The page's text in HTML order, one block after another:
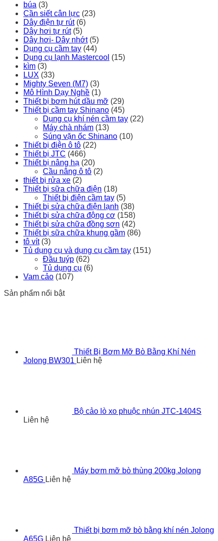
búa (3)
Cần siết cân lực (23)
Dây điện tự rút (6)
Dây hơi tự rút (5)
Dây hơi- Dây nhớt (5)
Dụng cụ cầm tay (44)
Dụng cụ lạnh Mastercool (15)
kìm (3)
LUX (33)
Mighty Seven (M7) (3)
Mô Hình Dạy Nghề (1)
Thiết bị bơm hút dầu mỡ (29)
Thiết bị cầm tay Shinano (45)
Dụng cụ khí nén cầm tay (22)
Máy chà nhám (13)
Súng vặn ốc Shinano (10)
Thiết bị điện ô tô (22)
Thiết bị JTC (466)
Thiết bị nâng hạ (20)
Cầu nâng ô tô (2)
thiết bị rửa xe (2)
Thiết bị sữa chữa điện (18)
Thiết bị điện cầm tay (5)
Thiết bị sửa chữa điện lạnh (38)
Thiết bị sửa chữa động cơ (158)
Thiết bị sửa chữa đồng sơn (42)
Thiết bị sữa chữa khung gầm (86)
tô vít (3)
Tủ dụng cụ và dụng cụ cầm tay (151)
Đầu tuýp (62)
Tủ dụng cụ (6)
Vam cảo (107)
Sản phẩm nổi bật
Thiết Bị Bơm Mỡ Bò Bằng Khí Nén
Jolong BW301 Liên hệ
Bộ cảo lò xo phuộc nhún JTC-1404S
Liên hệ
Máy bơm mỡ bò thùng 200kg Jolong
A85G Liên hệ
Thiết bị bơm mỡ bò bằng khí nén Jolong
A65G Liên hệ